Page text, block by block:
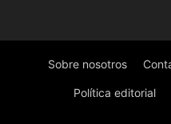
Sobre nosotros
Política editorial